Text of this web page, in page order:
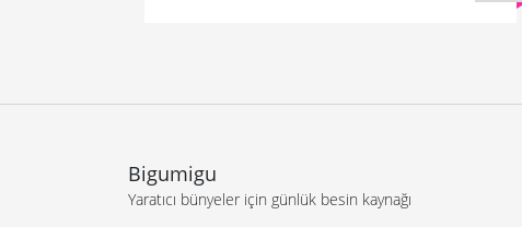
Bigumigu
Yaratıcı bünyeler için günlük besin kaynağı